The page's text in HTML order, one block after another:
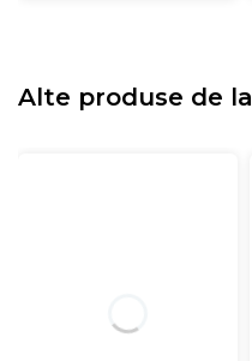
Alte produse de la